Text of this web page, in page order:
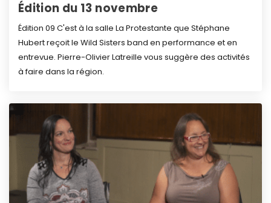
Édition du 13 novembre
Édition 09 C'est à la salle La Protestante que Stéphane
Hubert reçoit le Wild Sisters band en performance et en
entrevue. Pierre-Olivier Latreille vous suggère des activités
à faire dans la région.